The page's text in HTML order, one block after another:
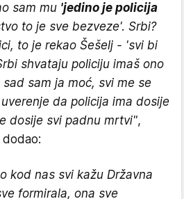
sam mu 'jedino je policija
to je sve bezveze'. Srbi?
to je rekao Šešelj - 'svi bi
shvataju policiju imaš ono
sam ja moć, svi me se
da policija ima dosije
dosije svi padnu mrtvi",
kod nas svi kažu Državna
formirala, ona sve